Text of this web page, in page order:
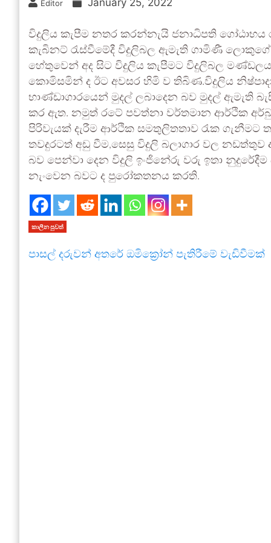
Editor January 25, 2022
විදුලිය කැපීම නතර කරන්නැයි ජනාධිපති ගෝඨාභය
කැබිනට් රැස්වීමේදී විදුලිබල ඇමැති ගාමිණී
හේතුවෙන් අද සිට විදුලිය කැපීමට විදුලිබල
කොමිසමින් ද ඊට අවසර හිමි ව තිබිණ.විදුලිය
භාණ්ඩාගාරයෙන් මුදල් ලබාදෙන බව මුදල් ඇමැති
කර ඇත. නමුත් රටේ පවත්නා වර්තමාන ආර්ථික
පිරිවැයක් දැරීම ආර්ථික සමතුලිතතාව රැක ගැනීමට
තවදුරටත් අඩු වීම,සෙසු විදුලි බලාගාර වල
බව පෙන්වා දෙන විදුලි ඉංජිනේරු වරු ඉතා
නැංවෙන බවට ද පුරෝකතනය කරති.
කාලීන පුවත්
පාසල් දරුවන් අතරේ ඔමික්‍රෝන් පැතිරීමේ වැඩිවීමක්